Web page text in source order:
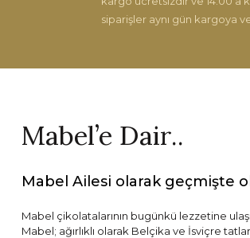
siparişler aynı gün kargoya
Mabel’e Dair..
Mabel Ailesi olarak geçmişte
Mabel çikolatalarının bugünkü lezzetine
Mabel; ağırlıklı olarak Belçika ve İsviçre